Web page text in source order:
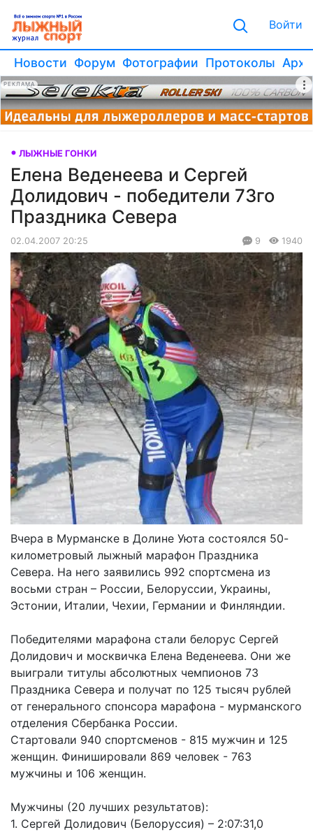
Войти
Новости Форум Фотографии Протоколы
РЕКЛАМА
ЛЫЖНЫЕ ГОНКИ
Елена Веденеева и Сергей
Долидович - победители 73го
Праздника Севера
02.04.2007 20:25 9 1940
Вчера в Мурманске в Долине Уюта состоялся 50-
километровый лыжный марафон Праздника
Севера. На него заявились 992 спортсмена из
восьми стран – России, Белоруссии, Украины,
Эстонии, Италии, Чехии, Германии и Финляндии.
Победителями марафона стали белорус Сергей
Долидович и москвичка Елена Веденеева. Они же
выиграли титулы абсолютных чемпионов 73
Праздника Севера и получат по 125 тысяч рублей
от генерального спонсора марафона - мурманского
отделения Сбербанка России.
Стартовали 940 спортсменов - 815 мужчин и 125
женщин. Финишировали 869 человек - 763
мужчины и 106 женщин.
Мужчины (20 лучших результатов):
1. Сергей Долидович (Белоруссия) – 2:07:31,0